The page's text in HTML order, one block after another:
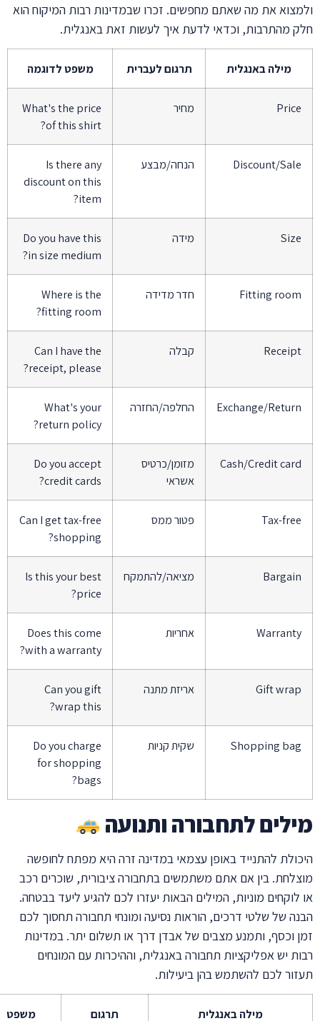
את מה שאתם מחפשים. זכרו שבמדינות רבות המיקוח הוא
מהתרבות, וכדאי לדעת איך לעשות זאת באנגלית.
מילה באנגלית תרגום לעברית משפט לדוגמה
What's the price
of this shirt?
Discount/ הנחה/מבצע
Is there any
discount on this
item?
מידה
Do you have this
in size medium?
Fitting חדר מדידה
Where is the
fitting room?
קבלה
Can I have the
receipt, please?
Exchange/ החלפה/החזרה
What's your
return policy?
Cash/Credit
מזומן/כרטיס
אשראי
Do you accept
credit cards?
Tax- פטור ממס
Can I get tax-free
shopping?
מציאה/להתמקח
Is this your best
price?
אחריות
Does this come
with a warranty?
Gift אריזת מתנה
Can you gift
wrap this?
Shopping שקית קניות
Do you charge
for shopping
bags?
לתחבורה ותנועה
להתנייד באופן עצמאי במדינה זרה היא מפתח לחופשה
בין אם אתם משתמשים בתחבורה ציבורית, שוכרים רכב
מוניות, המילים הבאות יעזרו לכם להגיע ליעד בבטחה.
של שלטי דרכים, הוראות נסיעה ומונחי תחבורה תחסוך לכם
וכסף, ותמנע מצבים של אבדן דרך או תשלום יתר. במדינות
יש אפליקציות תחבורה באנגלית, וההיכרות עם המונחים
לכם להשתמש בהן ביעילות.
מילה באנגלית תרגום משפט